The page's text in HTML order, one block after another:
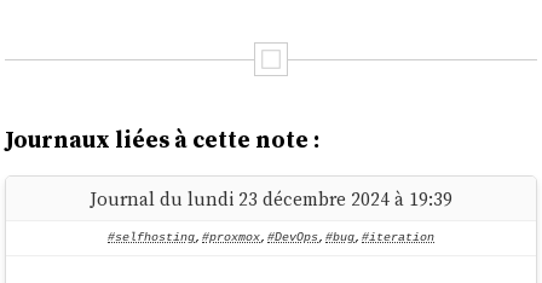
Journaux liées à cette note :
Journal du lundi 23 décembre 2024 à 19:39
#selfhosting, #proxmox, #DevOps, #bug, #iteration